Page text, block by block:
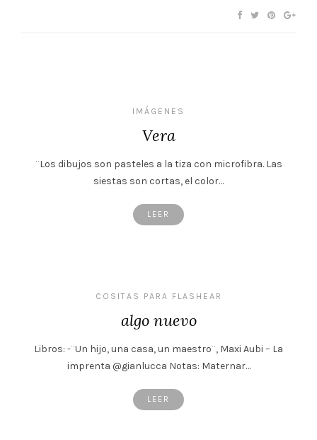
IMÁGENES
Vera
¨Los dibujos son pasteles a la tiza con microfibra. Las
siestas son cortas, el color…
LEER
COSITAS PARA FLASHEAR
algo nuevo
Libros: -¨Un hijo, una casa, un maestro¨, Maxi Aubi – La
imprenta @gianlucca Notas: Maternar…
LEER